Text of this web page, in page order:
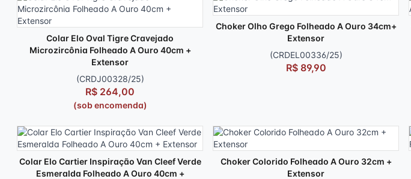
Colar Elo Oval Tigre Cravejado
Microzircônia Folheado A Ouro 40cm +
Extensor
(CRDJ00328/25)
R$ 264,00
(sob encomenda)
Choker Olho Grego Folheado A Ouro 34cm+
Extensor
(CRDEL00336/25)
R$ 89,90
Colar Elo Cartier Inspiração Van Cleef Verde
Esmeralda Folheado A Ouro 40cm +
Choker Colorido Folheado A Ouro 32cm +
Extensor